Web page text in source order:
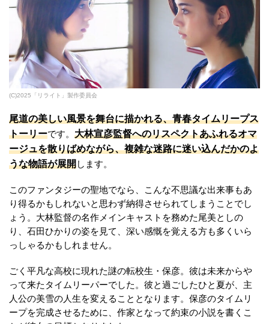
(C)2025「リライト」製作委員会
尾道の美しい風景を舞台に描かれる、青春タイムリープス
トーリーです。 大林宣彦監督へのリスペクトあふれるオマ
ージュを散りばめながら、複雑な迷路に迷い込んだかのよ
うな物語が展開します。
このファンタジーの聖地でなら、こんな不思議な出来事もあ
り得るかもしれないと思わず納得させられてしまうことでし
ょう。大林監督の名作メインキャストを務めた尾美としの
り、石田ひかりの姿を見て、深い感慨を覚える方も多くいら
っしゃるかもしれません。
ごく平凡な高校に現れた謎の転校生・保彦。彼は未来からや
って来たタイムリーパーでした。彼と過ごしたひと夏が、主
人公の美雪の人生を変えることとなります。保彦のタイムリ
ープを完成させるために、作家となって約束の小説を書くこ